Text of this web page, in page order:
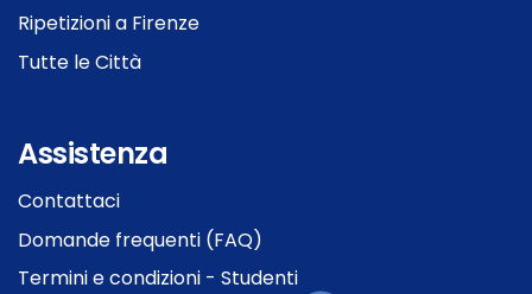
Ripetizioni a Firenze
Tutte le Città
Assistenza
Contattaci
Domande frequenti (FAQ)
Termini e condizioni - Studenti